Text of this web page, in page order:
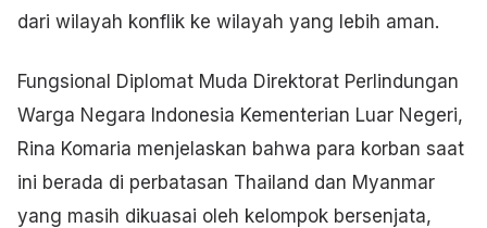
dari wilayah konflik ke wilayah yang lebih aman.
Fungsional Diplomat Muda Direktorat Perlindungan
Warga Negara Indonesia Kementerian Luar Negeri,
Rina Komaria menjelaskan bahwa para korban saat
ini berada di perbatasan Thailand dan Myanmar
yang masih dikuasai oleh kelompok bersenjata,